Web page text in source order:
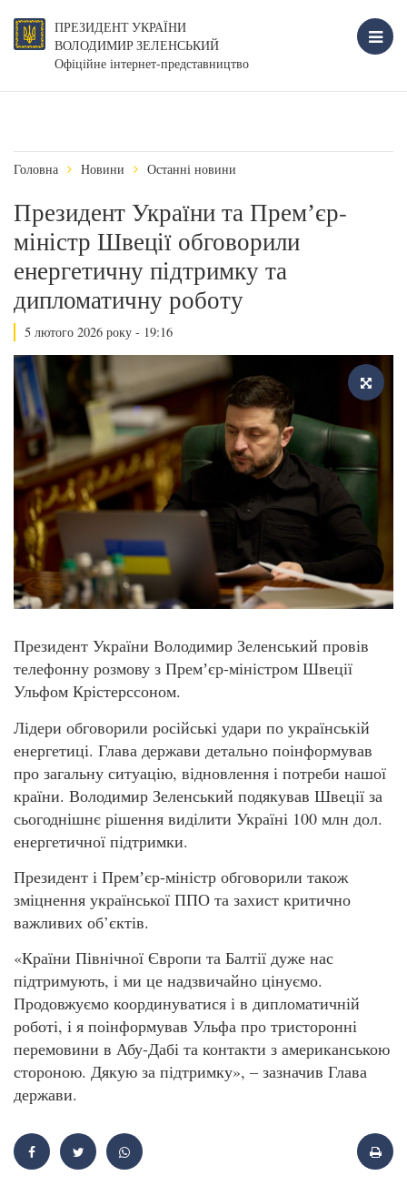
ПРЕЗИДЕНТ УКРАЇНИ
ВОЛОДИМИР ЗЕЛЕНСЬКИЙ
Офіційне інтернет-представництво
Головна Новини Останні новини
Президент України та Премʼєр-
міністр Швеції обговорили
енергетичну підтримку та
дипломатичну роботу
5 лютого 2026 року - 19:16
Президент України Володимир Зеленський провів
телефонну розмову з Премʼєр-міністром Швеції
Ульфом Крістерссоном.
Лідери обговорили російські удари по українській
енергетиці. Глава держави детально поінформував
про загальну ситуацію, відновлення і потреби нашої
країни. Володимир Зеленський подякував Швеції за
сьогоднішнє рішення виділити Україні 100 млн дол.
енергетичної підтримки.
Президент і Премʼєр-міністр обговорили також
зміцнення української ППО та захист критично
важливих об’єктів.
«Країни Північної Європи та Балтії дуже нас
підтримують, і ми це надзвичайно цінуємо.
Продовжуємо координуватися і в дипломатичній
роботі, і я поінформував Ульфа про тристоронні
перемовини в Абу-Дабі та контакти з американською
стороною. Дякую за підтримку», – зазначив Глава
держави.